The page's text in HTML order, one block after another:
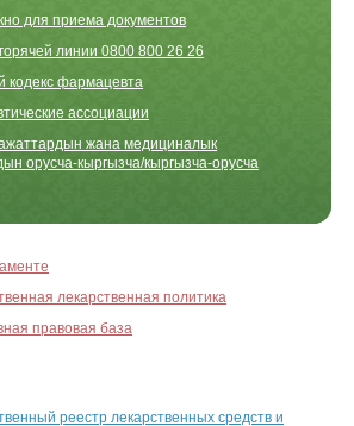
для приема документов
линии 0800 800 26 26
кодекс фармацевта
ассоциации
жана медициналык
орусча-кыргызча/кыргызча-орусча
лекарственная политика
правовая база
реестр лекарственных средств и